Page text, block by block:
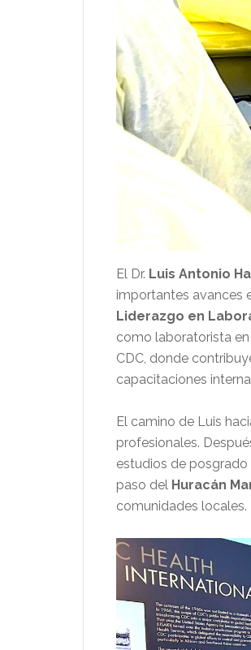
El Dr. Luis Antonio
importantes avances
Liderazgo en
como laboratorista
CDC, donde
capacitaciones
El camino de Luis
profesionales.
estudios de
paso del Huracán
comunidades locales.